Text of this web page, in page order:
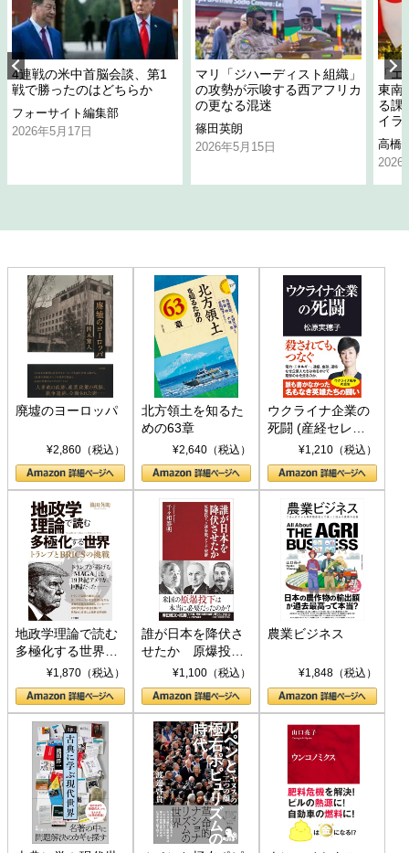
4連戦の米中首脳会談、第1
戦で勝ったのはどちらか
フォーサイト編集部
2026年5月17日
マリ「ジハーディスト組織」
の攻勢が示唆する西アフリカ
の更なる混迷
篠田英朗
2026年5月15日
「
東南
る課
イラ
高橋
2026
廃墟のヨーロッパ
¥2,860（税込）
北方領土を知るた
めの63章
¥2,640（税込）
ウクライナ企業の
死闘 (産経セレク
ト S 039)¥1,210（税込）
地政学理論で読む
多極化する世界：
トランプとBRICS
の挑戦
¥1,870（税込）
誰が日本を降伏さ
せたか 原爆投
下、ソ連参戦、そ
して聖断 (PHP新
書)
¥1,100（税込）
農業ビジネス
¥1,848（税込）